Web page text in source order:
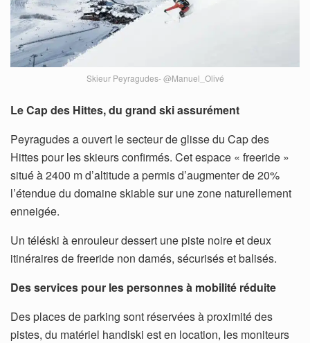
Skieur Peyragudes- @Manuel_Olivé
Le Cap des Hittes, du grand ski assurément
Peyragudes a ouvert le secteur de glisse du Cap des
Hittes pour les skieurs confirmés. Cet espace « freeride »
situé à 2400 m d’altitude a permis d’augmenter de 20%
l’étendue du domaine skiable sur une zone naturellement
enneigée.
Un téléski à enrouleur dessert une piste noire et deux
itinéraires de freeride non damés, sécurisés et balisés.
Des services pour les personnes à mobilité réduite
Des places de parking sont réservées à proximité des
pistes, du matériel handiski est en location, les moniteurs